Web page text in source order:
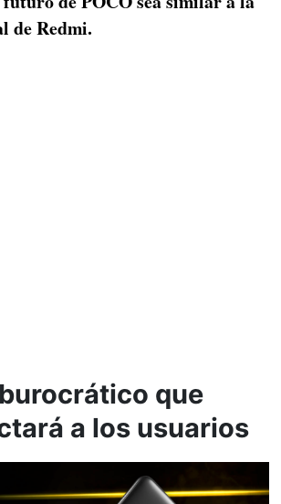
de Redmi.
que
a los usuarios